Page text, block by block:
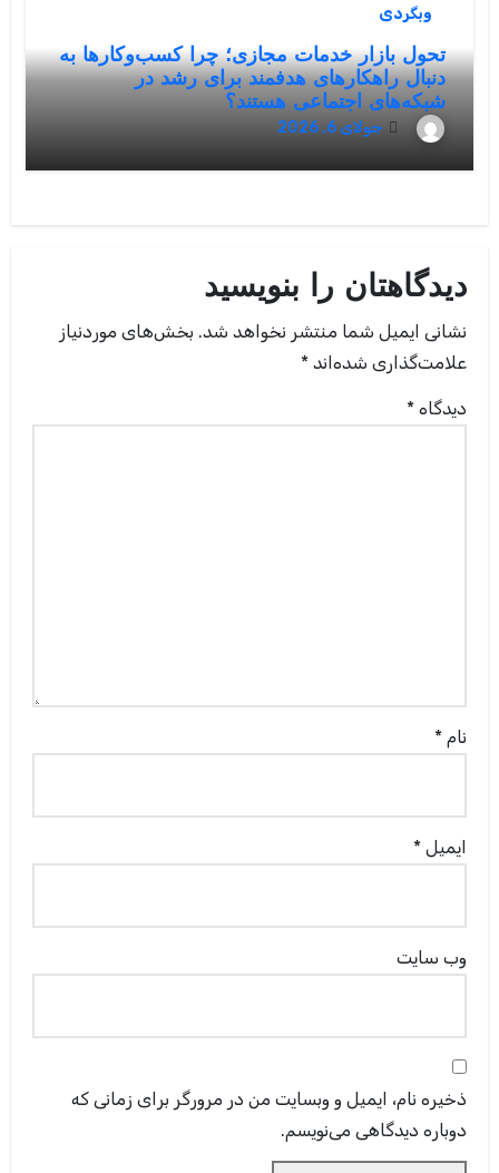
وبگردی
تحول بازار خدمات مجازی؛ چرا کسب‌وکارها به
دنبال راهکارهای هدفمند برای رشد در
شبکه‌های اجتماعی هستند؟
جولای 6, 2026
دیدگاهتان را بنویسید
نشانی ایمیل شما منتشر نخواهد شد. بخش‌های موردنیاز
علامت‌گذاری شده‌اند*
دیدگاه*
نام*
ایمیل*
وب‌ سایت
ذخیره نام، ایمیل و وبسایت من در مرورگر برای زمانی که
دوباره دیدگاهی می‌نویسم.